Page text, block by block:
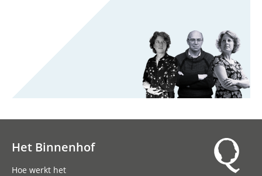
Het Binnenhof
Hoe werkt het